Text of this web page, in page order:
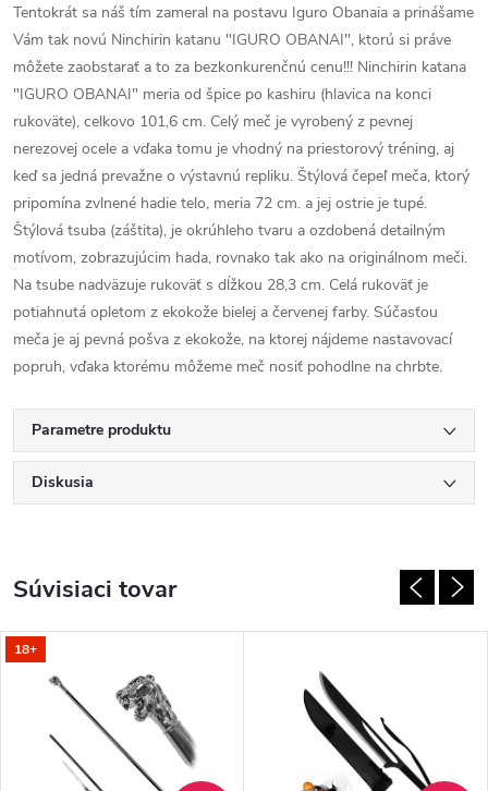
Tentokrát sa náš tím zameral na postavu Iguro Obanaia a prinášame
Vám tak novú Ninchirin katanu "IGURO OBANAI", ktorú si práve
môžete zaobstarať a to za bezkonkurenčnú cenu!!! Ninchirin katana
"IGURO OBANAI" meria od špice po kashiru (hlavica na konci
rukoväte), celkovo 101,6 cm. Celý meč je vyrobený z pevnej
nerezovej ocele a vďaka tomu je vhodný na priestorový tréning, aj
keď sa jedná prevažne o výstavnú repliku. Štýlová čepeľ meča, ktorý
pripomína zvlnené hadie telo, meria 72 cm. a jej ostrie je tupé.
Štýlová tsuba (záštita), je okrúhleho tvaru a ozdobená detailným
motívom, zobrazujúcim hada, rovnako tak ako na originálnom meči.
Na tsube nadväzuje rukoväť s dĺžkou 28,3 cm. Celá rukoväť je
potiahnutá opletom z ekokože bielej a červenej farby. Súčasťou
meča je aj pevná pošva z ekokože, na ktorej nájdeme nastavovací
popruh, vďaka ktorému môžeme meč nosiť pohodlne na chrbte.
Parametre produktu
Diskusia
Súvisiaci tovar
18+